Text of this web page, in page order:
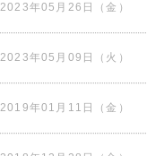
2023年05月26日（金）
2023年05月09日（火）
2019年01月11日（金）